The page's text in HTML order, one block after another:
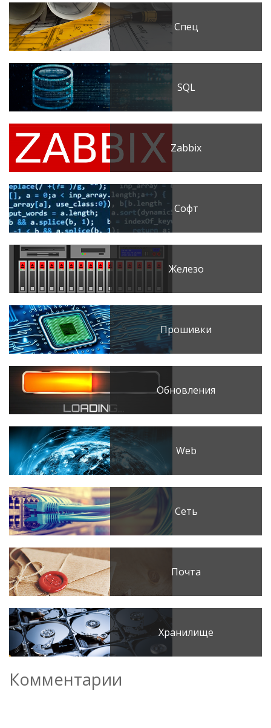
Спец
SQL
Zabbix
Софт
Железо
Прошивки
Обновления
Web
Сеть
Почта
Хранилище
Комментарии